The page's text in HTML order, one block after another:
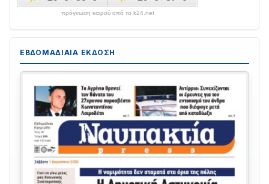
πρόγνωση καιρού από το k24.net